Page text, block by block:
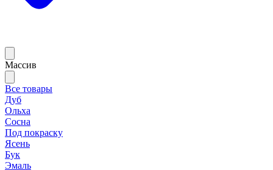
Массив
Все товары
Дуб
Ольха
Сосна
Под покраску
Ясень
Бук
Эмаль